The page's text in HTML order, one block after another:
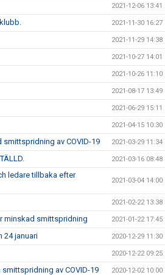
2021-12-06 13:41
2021-11-30 16:27
2021-11-29 14:38
2021-10-27 14:01
2021-10-26 11:10
2021-08-17 13:49
2021-06-29 15:11
2021-04-15 10:30
av COVID-19 2021-03-29 11:34
2021-03-16 08:48
ledare tillbaka efter
2021-03-04 14:00
2021-02-22 13:38
minskad smittspridning 2021-01-22 17:45
24 januari 2020-12-29 11:30
2020-12-22 09:25
av COVID-19 2020-12-02 10:00